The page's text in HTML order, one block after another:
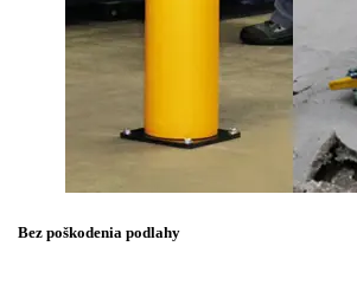
Bez poškodenia podlahy